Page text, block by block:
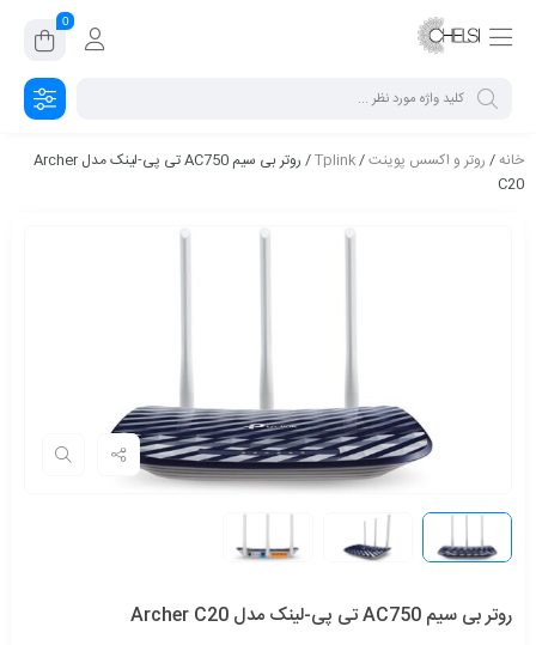
0
خانه/ روتر و اکسس پوینت/
Tplink
/ روتر بی سیم AC750 تی پی-لینک مدل Archer
C20
روتر بی سیم AC750 تی پی-لینک مدل Archer C20